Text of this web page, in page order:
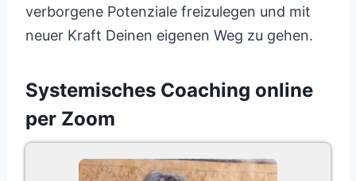
verborgene Potenziale freizulegen und mit
neuer Kraft Deinen eigenen Weg zu gehen.
Systemisches Coaching online
per Zoom